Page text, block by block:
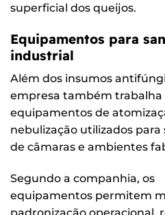
superficial dos queijos.
Equipamentos para
industrial
Além dos insumos
empresa também trabalha
equipamentos de
nebulização utilizados para
de câmaras e ambientes
Segundo a companhia, os
equipamentos permitem